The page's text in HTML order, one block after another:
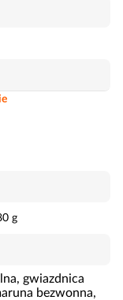
g
gwiazdnica
bezwonna,